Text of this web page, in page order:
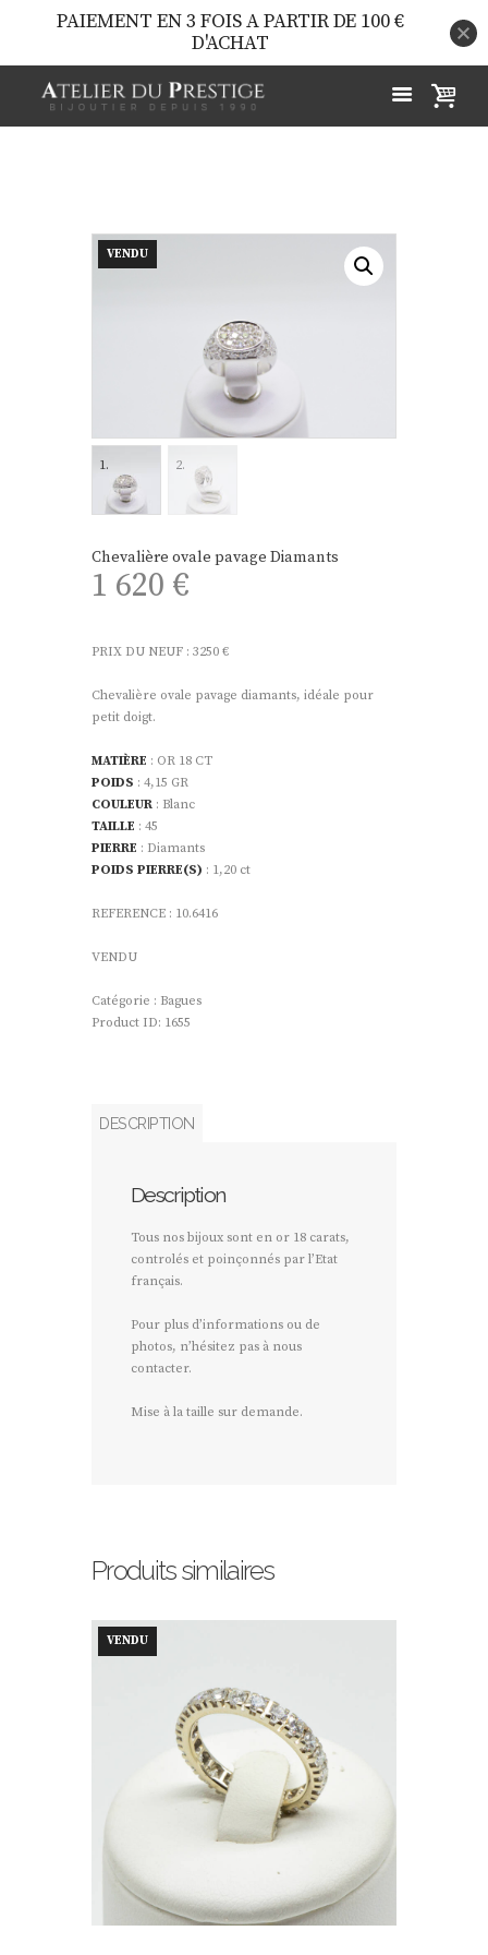
VENDU
Chevalière ovale pavage Diamants
1 620 €
PRIX DU NEUF : 3250 €
Chevalière ovale pavage diamants, idéale pour
petit doigt.
MATIÈRE : OR 18 CT
POIDS : 4,15 GR
COULEUR : Blanc
TAILLE : 45
PIERRE : Diamants
POIDS PIERRE(S) : 1,20 ct
REFERENCE : 10.6416
VENDU
Catégorie : Bagues
Product ID: 1655
DESCRIPTION
Description
Tous nos bijoux sont en or 18 carats,
controlés et poinçonnés par l’Etat
français.
Pour plus d’informations ou de
photos, n’hésitez pas à nous
contacter.
Mise à la taille sur demande.
Produits similaires
VENDU
PAIEMENT EN 3 FOIS A PARTIR DE 100 €
D'ACHAT